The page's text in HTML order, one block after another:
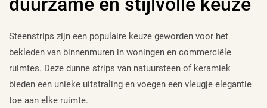
Steenstrips zijn een populaire keuze geworden voor het
bekleden van binnenmuren in woningen en commerciële
ruimtes. Deze dunne strips van natuursteen of keramiek
bieden een unieke uitstraling en voegen een vleugje elegantie
toe aan elke ruimte.